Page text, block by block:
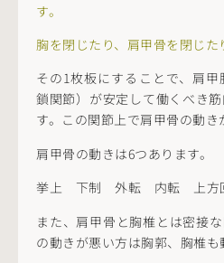
す。
胸を閉じたり、肩甲骨を閉じた
その1枚板にすることで、肩
鎖関節）が安定して働くべき
す。この関節上で肩甲骨の動き
肩甲骨の動きは6つあります。
挙上 下制 外転 内転 上方
また、肩甲骨と胸椎とは密接
の動きが悪い方は胸郭、胸椎